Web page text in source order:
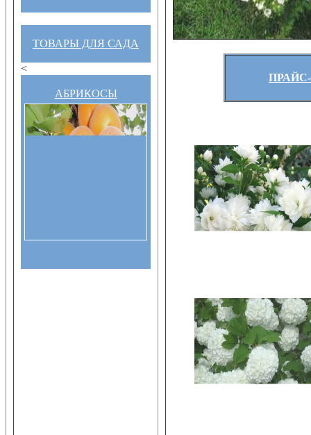
ТОВАРЫ ДЛЯ САДА
<
АБРИКОСЫ